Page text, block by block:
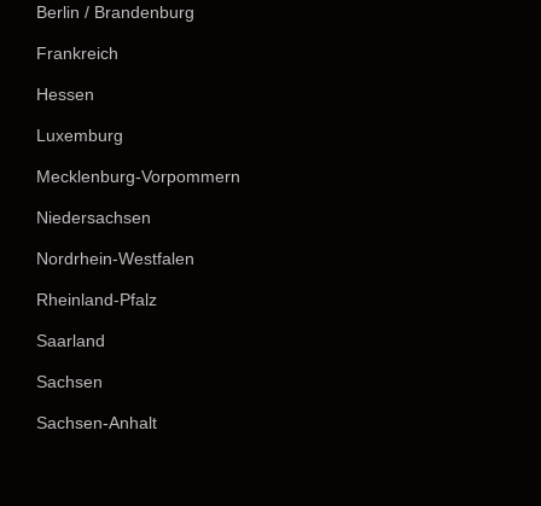
Berlin / Brandenburg
Frankreich
Hessen
Luxemburg
Mecklenburg-Vorpommern
Niedersachsen
Nordrhein-Westfalen
Rheinland-Pfalz
Saarland
Sachsen
Sachsen-Anhalt